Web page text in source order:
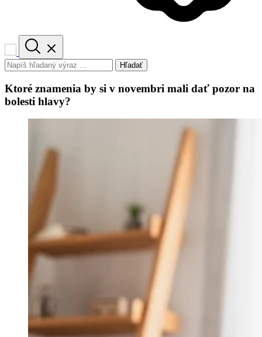
Hľadať
Ktoré znamenia by si v novembri mali dať pozor na
bolesti hlavy?